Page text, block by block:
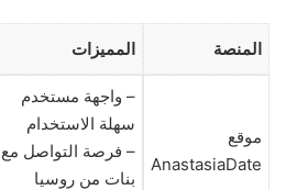
المنصة المميزات
موقع
AnastasiaDate
– واجهة مستخدم
سهلة الاستخدام
– فرصة التواصل مع
بنات من روسيا